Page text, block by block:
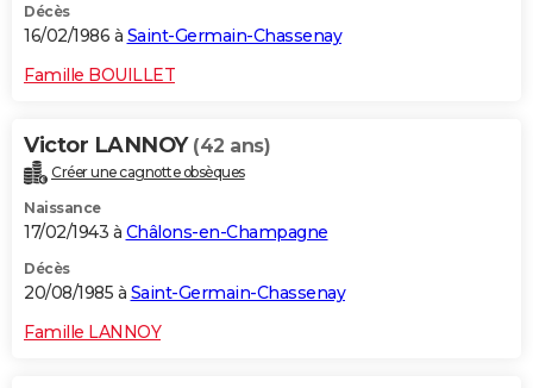
Décès
16/02/1986 à Saint-Germain-Chassenay
Famille BOUILLET
Victor LANNOY (42 ans)
Créer une cagnotte obsèques
Naissance
17/02/1943 à Châlons-en-Champagne
Décès
20/08/1985 à Saint-Germain-Chassenay
Famille LANNOY